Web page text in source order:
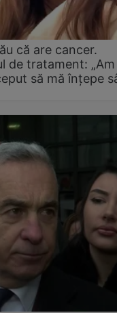
că are cancer.
de tratament:
să mă înțepe